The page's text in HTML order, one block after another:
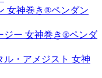
女神巻き®ペンダン
ジー 女神巻き®ペンダ
ル・アメジスト 女神